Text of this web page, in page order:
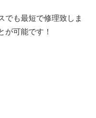
でも最短で修理致しま
が可能です！